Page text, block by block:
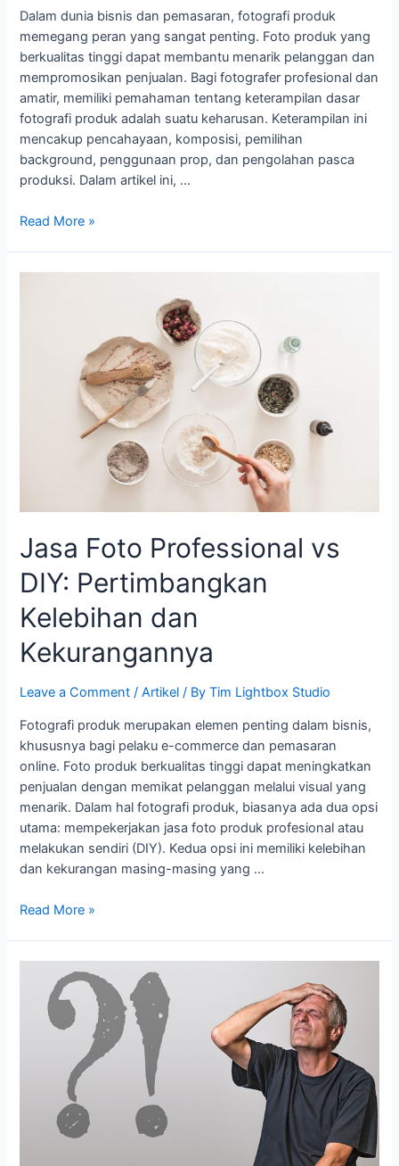
Dalam dunia bisnis dan pemasaran, fotografi produk
memegang peran yang sangat penting. Foto produk yang
berkualitas tinggi dapat membantu menarik pelanggan dan
mempromosikan penjualan. Bagi fotografer profesional dan
amatir, memiliki pemahaman tentang keterampilan dasar
fotografi produk adalah suatu keharusan. Keterampilan ini
mencakup pencahayaan, komposisi, pemilihan
background, penggunaan prop, dan pengolahan pasca
produksi. Dalam artikel ini, …
Read More »
Jasa Foto Professional vs
DIY: Pertimbangkan
Kelebihan dan
Kekurangannya
Leave a Comment /Artikel / ByTim Lightbox Studio
Fotografi produk merupakan elemen penting dalam bisnis,
khususnya bagi pelaku e-commerce dan pemasaran
online. Foto produk berkualitas tinggi dapat meningkatkan
penjualan dengan memikat pelanggan melalui visual yang
menarik. Dalam hal fotografi produk, biasanya ada dua opsi
utama: mempekerjakan jasa foto produk profesional atau
melakukan sendiri (DIY). Kedua opsi ini memiliki kelebihan
dan kekurangan masing-masing yang …
Pertimbangkan
Kekurangannya
Read More »
Kesalahan
Umum
Fotografi